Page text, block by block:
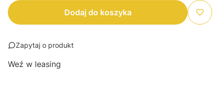
Dodaj do koszyka
Zapytaj o produkt
Weź w leasing